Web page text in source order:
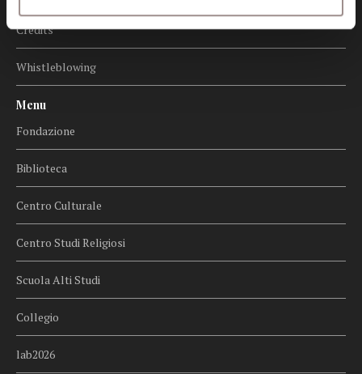
Credits
Whistleblowing
Menu
Fondazione
Biblioteca
Centro Culturale
Centro Studi Religiosi
Scuola Alti Studi
Collegio
lab2026